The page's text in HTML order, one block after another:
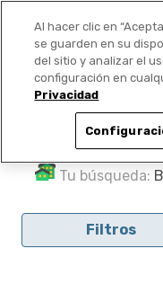
Tu búsqueda:
Filtros
Al hacer clic en
se guarden en su
del sitio y analizar el
configuración en
Privacidad